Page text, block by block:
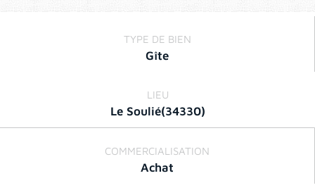
TYPE DE BIEN
Gîte
LIEU
Le Soulié(34330)
COMMERCIALISATION
Achat